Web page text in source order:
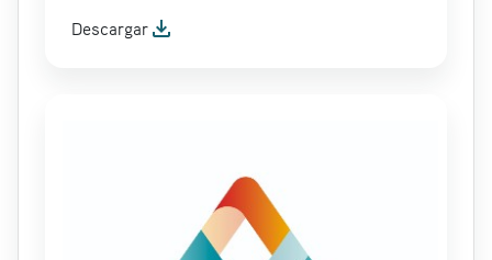
Descargar file_download